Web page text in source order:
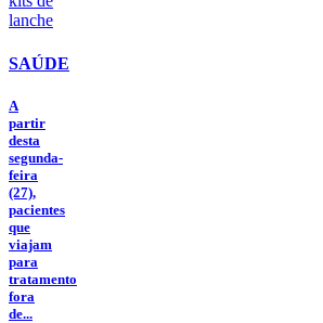
SAÚDE
A
partir
desta
segunda-
feira
(27),
pacientes
que
viajam
para
tratamento
fora
de...